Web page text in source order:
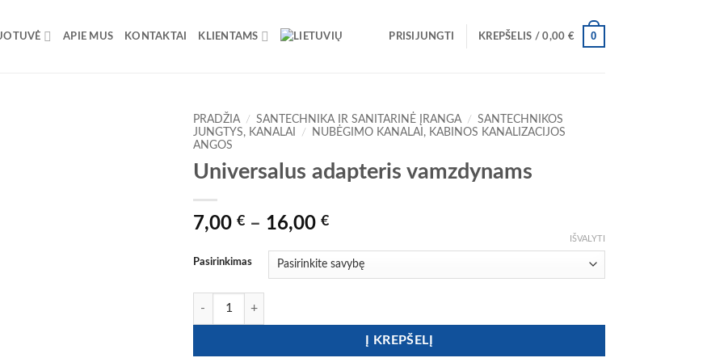
APIE MUS KONTAKTAI KLIENTAMS PRISIJUNGTI KREPŠELIS /0,00 € 0
PRADŽIA / SANTECHNIKA IR SANITARINĖ ĮRANGA / SANTECHNIKOS
JUNGTYS, KANALAI
/
NUBĖGIMO KANALAI, KABINOS KANALIZACIJOS
ANGOS
Universalus adapteris vamzdynams
7,00 € – 16,00 €Price
7,00 €
through
Pasirinkimas
IŠVALYTI
produkto kiekis: Universalus adapteris vamzdynams
Į KREPŠELĮ